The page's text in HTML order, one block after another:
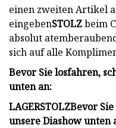
einen zweiten Artikel
eingebenSTOLZbeim
absolut
sich auf alle
Bevor Sie losfahren,
unten an:
LAGERSTOLZBevor
unsere Diashow unten